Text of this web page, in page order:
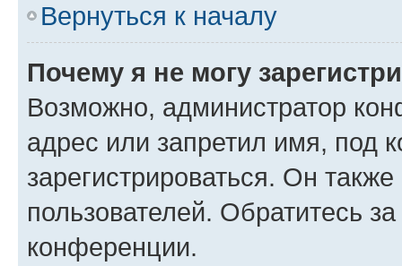
Вернуться к началу
Почему я не могу
Возможно, администратор
адрес или запретил имя, под
зарегистрироваться. Он
пользователей. Обратитесь
конференции.